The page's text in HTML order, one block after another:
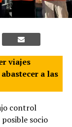
viajes
a las
control
socio